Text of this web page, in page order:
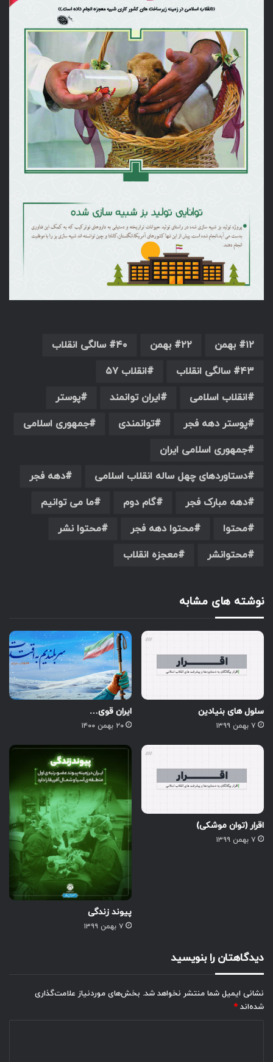
۱۲ بهمن ۲۲ بهمن
۴۰ سالگی انقلاب
۴۳ سالگی انقلاب
انقلاب ۵۷
انقلاب اسلامی
ایران توانمند
پوستر
پوستر دهه فجر
توانمندی
جمهوری اسلامی
جمهوری اسلامی ایران
دستاوردهای چهل ساله انقلاب اسلامی
دهه فجر
دهه مبارک فجر
گام دوم
ما می توانیم
محتوا
محتوا دهه فجر
محتوا نشر
محتوانشر
معجزه انقلاب
نوشته های مشابه
سلول های بنیادین
۷ بهمن ۱۳۹۹
ایران قوی…
۲۰ بهمن ۱۴۰۰
اقرار (توان موشکی)
۷ بهمن ۱۳۹۹
پیوند زندگی
۷ بهمن ۱۳۹۹
دیدگاهتان را بنویسید
نشانی ایمیل شما منتشر نخواهد شد. بخش‌های موردنیاز علامت‌گذاری
شده‌اند *